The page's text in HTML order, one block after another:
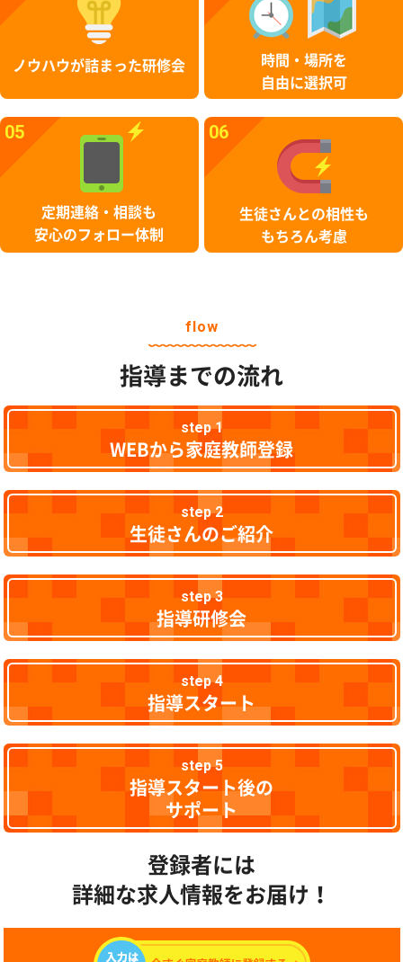
ノウハウが詰まった研修会
時間・場所を
自由に選択可
05
定期連絡・相談も
安心のフォロー体制
06
生徒さんとの相性も
もちろん考慮
flow
指導までの流れ
step 1
WEBから家庭教師登録
step 2
生徒さんのご紹介
step 3
指導研修会
step 4
指導スタート
step 5
指導スタート後の
サポート
登録者には
詳細な求人情報をお届け！